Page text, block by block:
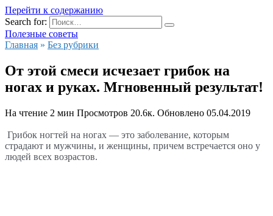
Перейти к содержанию
Search for:
Полезные советы
Главная » Без рубрики
От этой смеси исчезает грибок на
ногах и руках. Мгновенный результат!
На чтение 2 мин Просмотров 20.6к. Обновлено 05.04.2019
Грибок ногтей на ногах — это заболевание, которым
страдают и мужчины, и женщины, причем встречается оно у
людей всех возрастов.